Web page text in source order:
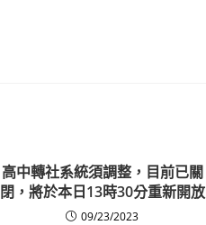
高中轉社系統須調整，目前已關
閉，將於本日13時30分重新開放
09/23/2023